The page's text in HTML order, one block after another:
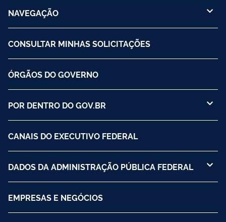
NAVEGAÇÃO
CONSULTAR MINHAS SOLICITAÇÕES
ÓRGÃOS DO GOVERNO
POR DENTRO DO GOV.BR
CANAIS DO EXECUTIVO FEDERAL
DADOS DA ADMINISTRAÇÃO PÚBLICA FEDERAL
EMPRESAS E NEGÓCIOS